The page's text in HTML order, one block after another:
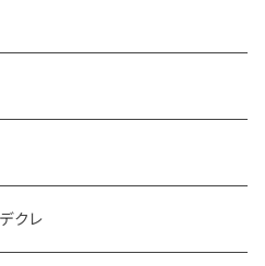
クレ